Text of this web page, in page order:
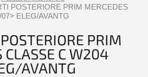
POSTERIORE PRIM MERCEDES
ELEG/AVANTG
PRIM
CLASSE C W204
AVANTG